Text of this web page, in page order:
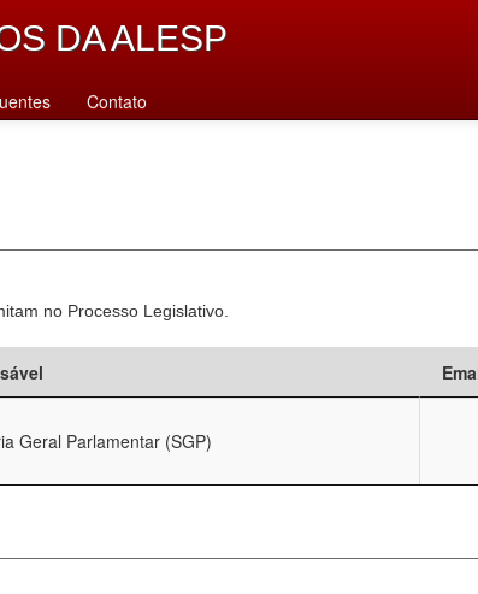
DA ALESP
Contato
no Processo Legislativo.
Geral Parlamentar (SGP)